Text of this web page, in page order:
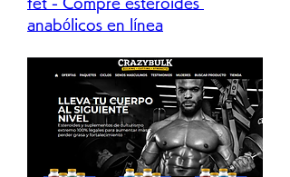
anabólicos en línea